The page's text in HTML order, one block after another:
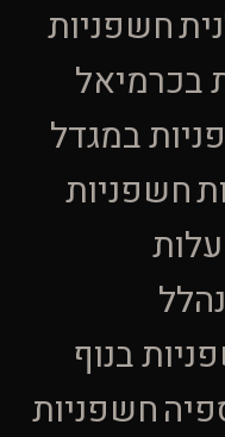
חשפניות
בכרמיאל
במגדל
חשפניות
בנוף
חשפניות